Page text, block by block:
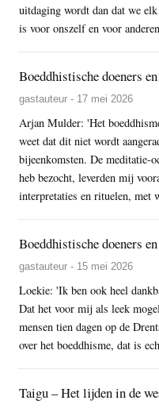
uitdaging wordt dan dat we
is voor onszelf en voor
Boeddhistische doeners
gastauteur - 17 mei 2026
Arjan Mulder: 'Het
weet dat dit niet wordt
bijeenkomsten. De meditatie-
heb bezocht, leverden mij
interpretaties en rituelen, met
Boeddhistische doeners
gastauteur - 15 mei 2026
Loekie: 'Ik ben ook heel
Dat het voor mij als leek
mensen tien dagen op de
over het boeddhisme, dat is
Taigu – Het lijden in de